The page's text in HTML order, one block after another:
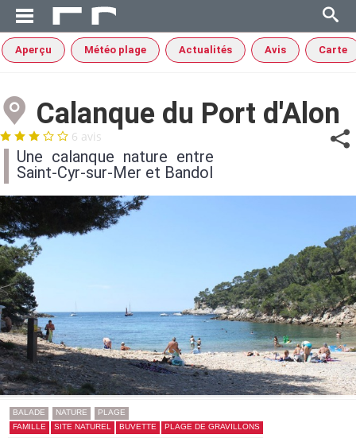
Aperçu Météo plage Actualités Avis Carte
Calanque du Port d'Alon
6 avis
Une calanque nature entre
Saint-Cyr-sur-Mer et Bandol
BALADE NATURE
PLAGE
FAMILLE
SITE NATUREL BUVETTE PLAGE DE GRAVILLONS